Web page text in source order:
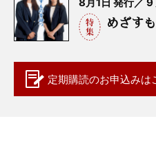
めざす
定期購読のお申込みは